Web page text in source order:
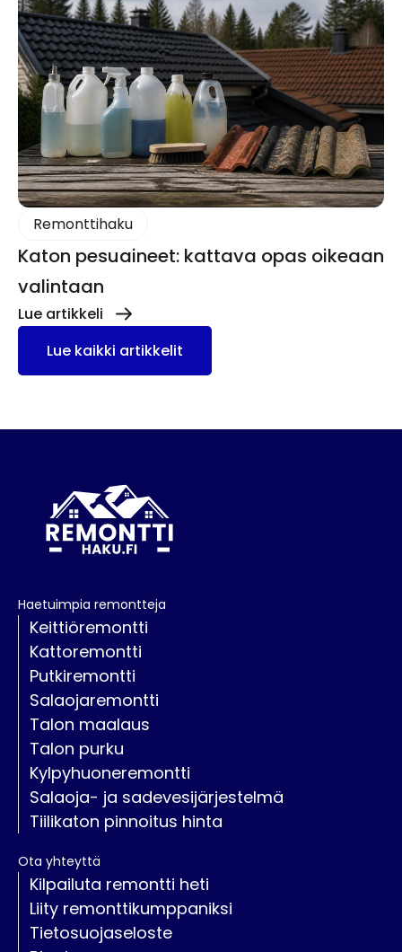
Remonttihaku
Katon pesuaineet: kattava opas oikeaan
valintaan
Lue artikkeli
Lue kaikki artikkelit
Haetuimpia remontteja
Keittiöremontti
Kattoremontti
Putkiremontti
Salaojaremontti
Talon maalaus
Talon purku
Kylpyhuoneremontti
Salaoja- ja sadevesijärjestelmä
Tiilikaton pinnoitus hinta
Ota yhteyttä
Kilpailuta remontti heti
Liity remonttikumppaniksi
Tietosuojaseloste